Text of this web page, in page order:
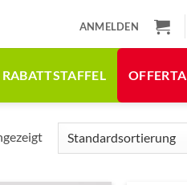
ANMELDEN
RABATTSTAFFEL OFFERTA